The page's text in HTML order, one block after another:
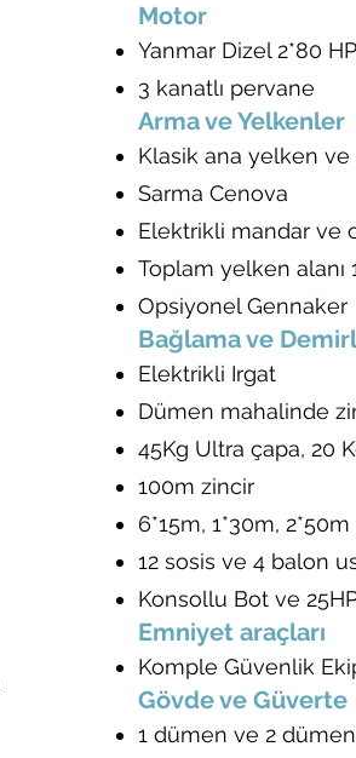
Motor
Yanmar Dizel 2*80 HP
3 kanatlı pervane
Arma ve Yelkenler
Klasik ana yelken ve
Sarma Cenova
Elektrikli mandar ve
Toplam yelken alanı
Opsiyonel Gennaker
Bağlama ve
Elektrikli Irgat
Dümen mahalinde
45Kg Ultra çapa, 20
100m zincir
6*15m, 1*30m,
12 sosis ve 4 balon
Konsollu Bot ve
Emniyet araçları
Komple Güvenlik
Gövde ve Güverte
1 dümen ve 2 dümen